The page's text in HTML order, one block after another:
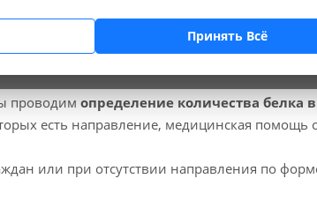
проводим определение количества белка
есть направление, медицинская помощь
или при отсутствии направления по
Принять Всё